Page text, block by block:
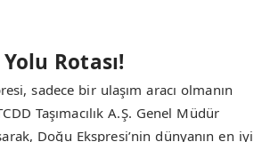
Rotası!
sadece bir ulaşım aracı olmanın
Taşımacılık A.Ş. Genel Müdür
Doğu Ekspresi’nin dünyanın en iyi